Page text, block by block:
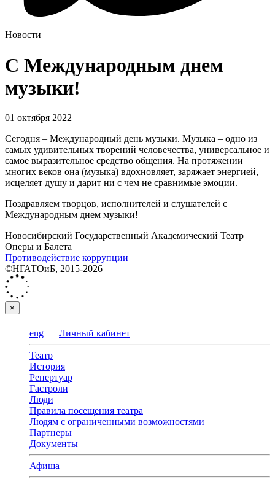
Новости
С Международным днем
музыки!
01 октября 2022
Сегодня – Международный день музыки. Музыка – одно из
самых удивительных творений человечества, универсальное и
самое выразительное средство общения. На протяжении
многих веков она (музыка) вдохновляет, заряжает энергией,
исцеляет душу и дарит ни с чем не сравнимые эмоции.
Поздравляем творцов, исполнителей и слушателей с
Международным днем музыки!
Новосибирский Государственный Академический Театр
Оперы и Балета
Противодействие коррупции
©НГАТОиБ, 2015-2026
×
eng Личный кабинет
Театр
История
Репертуар
Гастроли
Люди
Правила посещения театра
Людям с ограниченными возможностями
Партнеры
Документы
Афиша